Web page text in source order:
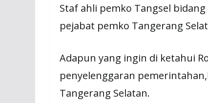
Staf ahli pemko Tangsel
pejabat pemko Tangerang
Adapun yang ingin di ketahui
penyelenggaran
Tangerang Selatan.